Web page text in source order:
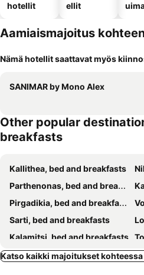
hotellit
ellit
Aamiaismajoitus
Nämä hotellit saattavat myös
SANIMAR by Mono Alex
Other popular
breakfasts
Kallithea, bed and breakfasts
Parthenonas, bed and breakfasts
Pirgadikia, bed and breakfasts
Sarti, bed and breakfasts
Kalamitsi, bed and breakfasts
Afitos, bed and breakfasts
Katso kaikki majoitukset